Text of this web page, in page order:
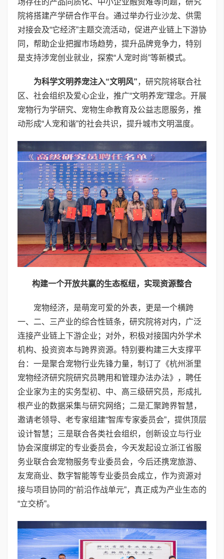
场存在的产品同质化、中小企业融资难等问题，研究
院将搭建产学研合作平台。通过举办行业沙龙、供需
对接会及“它经济”主题交流活动，促进产业链上下游协
同，帮助企业把握市场趋势，提升品牌竞争力，特别
是支持涉宠创业就业，探索“人宠时尚”等新模式。
为科学文明养宠注入“文明风”，研究院将联合社
区、社会组织及爱心企业，推广“文明养宠”理念。开展
宠物行为学研究、宠物生命教育及公益志愿服务，推
动形成“人宠和谐”的社会共识，提升城市文明温度。
构建一个开放共赢的生态枢纽， 实现资源整合
宠物经济，是萌宠可爱的外表，更是一个横跨
一、二、三产业的综合性链条，研究院将对内，广泛
连接产业链上下游企业；对外，积极对接国内外学术
机构、投资资本与跨界资源。特别要构建三大支撑平
台：一是聚合宠物行业先锋力量，制订了《杭州浙里
宠物经济研究院研究员聘用和管理办法办法》，聘任
企业家为主的实务型初、中、高三级研究员，形成扎
根产业的数据采集与研究网络；二是汇聚跨界智慧，
邀请老领导、老专家组建“智库专家委员会”，提供顶层
设计智慧；三是联合各类社会组织，创新设立与行业
协会深度绑定的专业委员会，今天发起设立浙江省服
务业联合会宠物服务专业委员会，今后还携宠旅游、
友宠商业、数字智能等专业委员会成立，作为资源对
接与项目协同的“前沿作战单元”，真正成为产业生态的
“立交桥”。